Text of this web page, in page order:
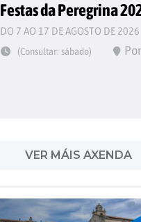
Festas da Peregrina
DO 7 AO 17 DE AGOSTO DE 2026
(Consultar: sábado)
VER MÁIS AXENDA